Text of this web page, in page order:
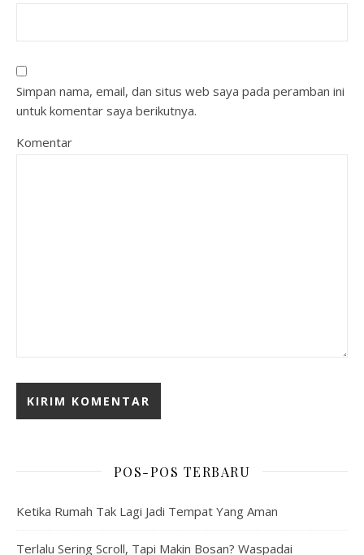
Simpan nama, email, dan situs web saya pada peramban ini
untuk komentar saya berikutnya.
Komentar
POS-POS TERBARU
Ketika Rumah Tak Lagi Jadi Tempat Yang Aman
Terlalu Sering Scroll, Tapi Makin Bosan? Waspadai